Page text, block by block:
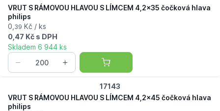
VRUT S RÁMOVOU HLAVOU S LÍMCEM 4,2x35 čočková hlava
philips
0, 39 Kč / ks
0,47 Kč s DPH
Skladem 6 944 ks
17143
VRUT S RÁMOVOU HLAVOU S LÍMCEM 4,2x45 čočková hlava
philips